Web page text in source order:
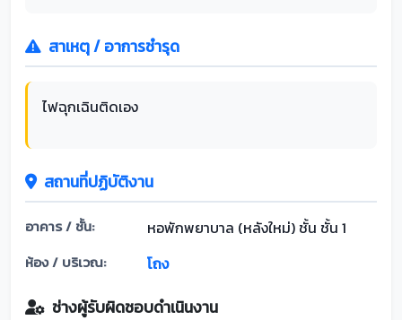
สาเหตุ / อาการชำรุด
ไฟฉุกเฉินติดเอง
สถานที่ปฏิบัติงาน
อาคาร / ชั้น: หอพักพยาบาล (หลังใหม่) ชั้น ชั้น 1
ห้อง / บริเวณ: โถง
ช่างผู้รับผิดชอบดำเนินงาน